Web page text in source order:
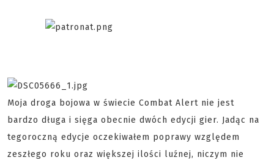
Moja droga bojowa w świecie Combat Alert nie jest
bardzo długa i sięga obecnie dwóch edycji gier. Jadąc na
tegoroczną edycje oczekiwałem poprawy względem
zeszłego roku oraz większej ilości luźnej, niczym nie